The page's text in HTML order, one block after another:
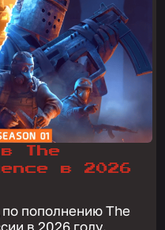
The
в 2026
пополнению The
в 2026 году.